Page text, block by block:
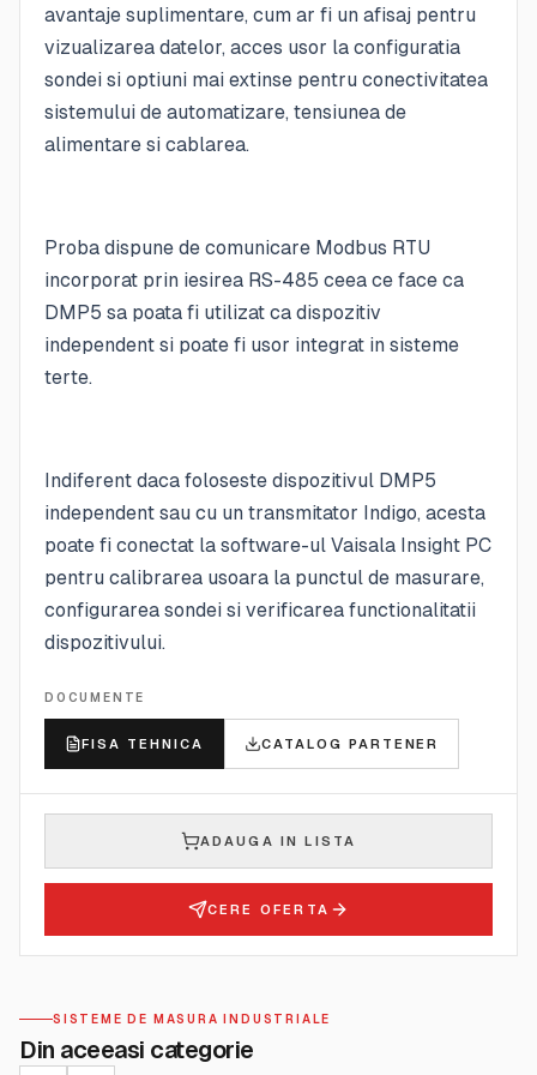
avantaje suplimentare, cum ar fi un afisaj pentru
vizualizarea datelor, acces usor la configuratia
sondei si optiuni mai extinse pentru conectivitatea
sistemului de automatizare, tensiunea de
alimentare si cablarea.
Proba dispune de comunicare Modbus RTU
incorporat prin iesirea RS-485 ceea ce face ca
DMP5 sa poata fi utilizat ca dispozitiv
independent si poate fi usor integrat in sisteme
terte.
Indiferent daca foloseste dispozitivul DMP5
independent sau cu un transmitator Indigo, acesta
poate fi conectat la software-ul Vaisala Insight PC
pentru calibrarea usoara la punctul de masurare,
configurarea sondei si verificarea functionalitatii
dispozitivului.
DOCUMENTE
FISA TEHNICA CATALOG PARTENER
ADAUGA IN LISTA
CERE OFERTA
SISTEME DE MASURA INDUSTRIALE
Din aceeasi categorie